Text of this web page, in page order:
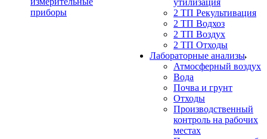
приборы
2 ТП Рекультивация
2 ТП Водхоз
2 ТП Воздух
2 ТП Отходы
Лабораторные анализы
Атмосферный воздух
Вода
Почва и грунт
Отходы
Производственный
контроль на рабочих
местах